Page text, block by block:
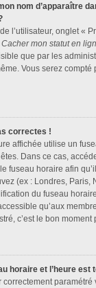
nom d’apparaître
l’utilisateur, onglet «
Cacher mon statut en
que par les
Vous serez compté
correctes !
affichée utilise un
Dans ce cas,
fuseau horaire afin
(ex : Londres, Paris,
du fuseau
qu’aux
c’est le bon moment
horaire et l’heure
correctement